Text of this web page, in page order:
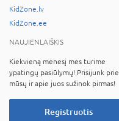
KidZone.lv
KidZone.ee
NAUJIENLAIŠKIS
Kiekvieną mėnesį mes turime
ypatingų pasiūlymų! Prisijunk prie
mūsų ir apie juos sužinok pirmas!
Registruotis